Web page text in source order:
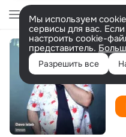
Мы используем
сервисы для вас.
настроить cookie-
представитель.
Разрешить все